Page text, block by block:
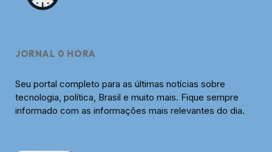
JORNAL 0 HORA
Seu portal completo para as últimas notícias sobre
tecnologia, política, Brasil e muito mais. Fique sempre
informado com as informações mais relevantes do dia.